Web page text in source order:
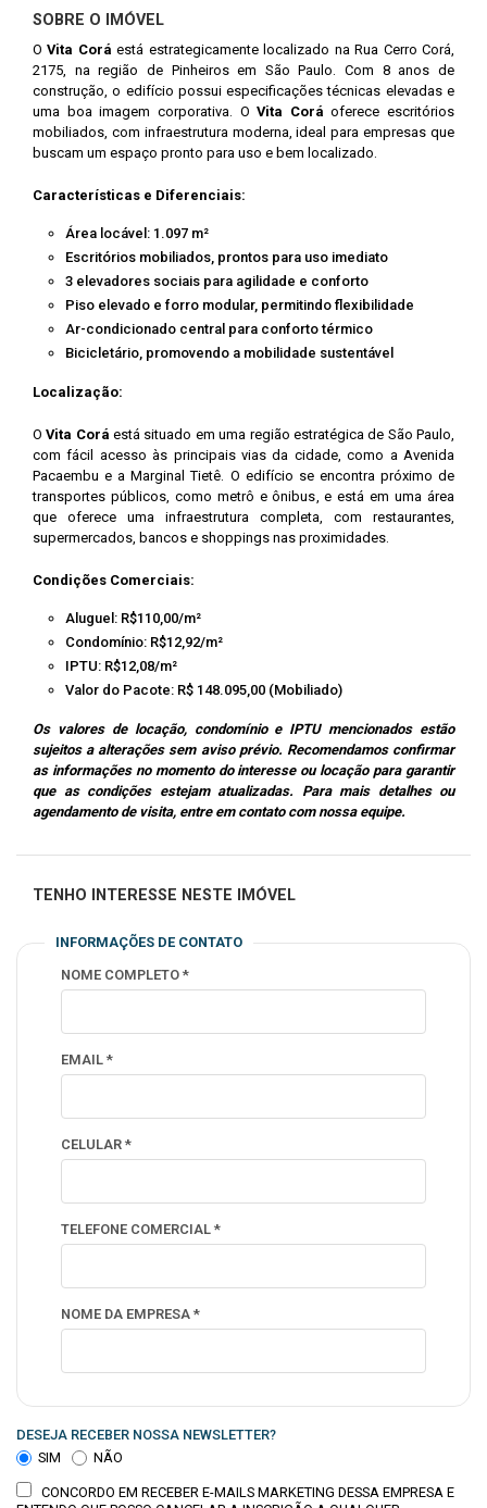
SOBRE O IMÓVEL
O Vita Corá está estrategicamente localizado na Rua Cerro Corá,
2175, na região de Pinheiros em São Paulo. Com 8 anos de
construção, o edifício possui especificações técnicas elevadas e
uma boa imagem corporativa. OVita Corá oferece escritórios
mobiliados, com infraestrutura moderna, ideal para empresas que
buscam um espaço pronto para uso e bem localizado.
Características e Diferenciais:
Área locável: 1.097 m²
Escritórios mobiliados, prontos para uso imediato
3 elevadores sociais para agilidade e conforto
Piso elevado e forro modular, permitindo flexibilidade
Ar-condicionado central para conforto térmico
Bicicletário, promovendo a mobilidade sustentável
Localização:
OVita Corá está situado em uma região estratégica de São Paulo,
com fácil acesso às principais vias da cidade, como a Avenida
Pacaembu e a Marginal Tietê. O edifício se encontra próximo de
transportes públicos, como metrô e ônibus, e está em uma área
que oferece uma infraestrutura completa, com restaurantes,
supermercados, bancos e shoppings nas proximidades.
Condições Comerciais:
Aluguel: R$110,00/m²
Condomínio: R$12,92/m²
IPTU: R$12,08/m²
Valor do Pacote: R$ 148.095,00 (Mobiliado)
Os valores de locação, condomínio e IPTU mencionados estão
sujeitos a alterações sem aviso prévio. Recomendamos confirmar
as informações no momento do interesse ou locação para garantir
que as condições estejam atualizadas. Para mais detalhes ou
agendamento de visita, entre em contato com nossa equipe.
TENHO INTERESSE NESTE IMÓVEL
INFORMAÇÕES DE CONTATO
NOME COMPLETO *
EMAIL *
CELULAR *
TELEFONE COMERCIAL *
NOME DA EMPRESA *
DESEJA RECEBER NOSSA NEWSLETTER?
SIM
NÃO
CONCORDO EM RECEBER E-MAILS MARKETING DESSA EMPRESA E